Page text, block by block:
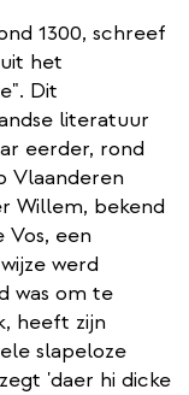
1300, schreef
het
Dit
literatuur
eerder, rond
Vlaanderen
Willem, bekend
een
werd
was om te
heeft zijn
slapeloze
'daer hi dicke